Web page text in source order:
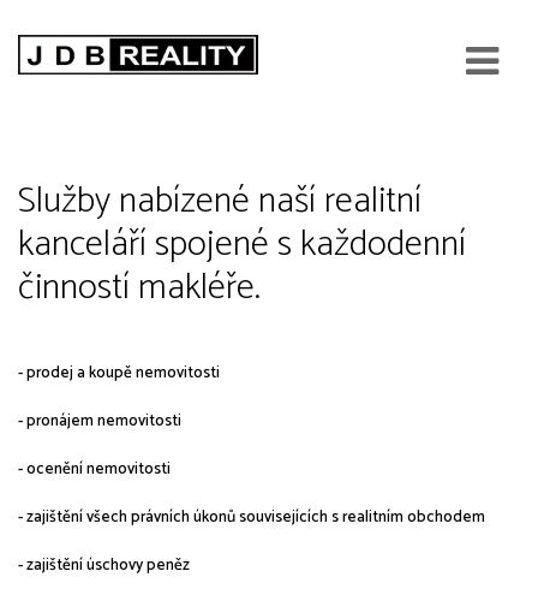
Služby nabízené naší realitní
kanceláří spojené s každodenní
činností makléře.
- prodej a koupě nemovitosti
- pronájem nemovitosti
- ocenění nemovitosti
- zajištění všech právních úkonů souvisejících s realitním obchodem
- zajištění úschovy peněz